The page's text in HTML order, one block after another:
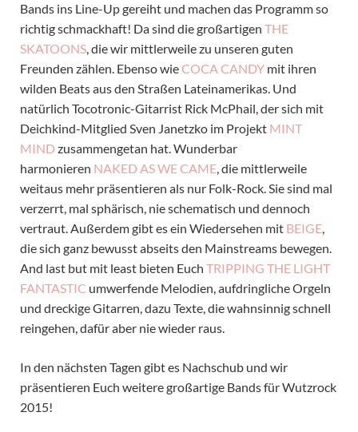
Bands ins Line-Up gereiht und machen das Programm so
richtig schmackhaft! Da sind die großartigen THE
SKATOONS, die wir mittlerweile zu unseren guten
Freunden zählen. Ebenso wieCOCA CANDYmit ihren
wilden Beats aus den Straßen Lateinamerikas. Und
natürlich Tocotronic-Gitarrist Rick McPhail, der sich mit
Deichkind-Mitglied Sven Janetzko im Projekt MINT
MINDzusammengetan hat. Wunderbar
harmonieren NAKED AS WE CAME, die mittlerweile
weitaus mehr präsentieren als nur Folk-Rock. Sie sind mal
verzerrt, mal sphärisch, nie schematisch und dennoch
vertraut. Außerdem gibt es ein Wiedersehen mit BEIGE,
die sich ganz bewusst abseits den Mainstreams bewegen.
And last but mit least bieten Euch TRIPPING THE LIGHT
FANTASTIC umwerfende Melodien, aufdringliche Orgeln
und dreckige Gitarren, dazu Texte, die wahnsinnig schnell
reingehen, dafür aber nie wieder raus.
In den nächsten Tagen gibt es Nachschub und wir
präsentieren Euch weitere großartige Bands für Wutzrock
2015!